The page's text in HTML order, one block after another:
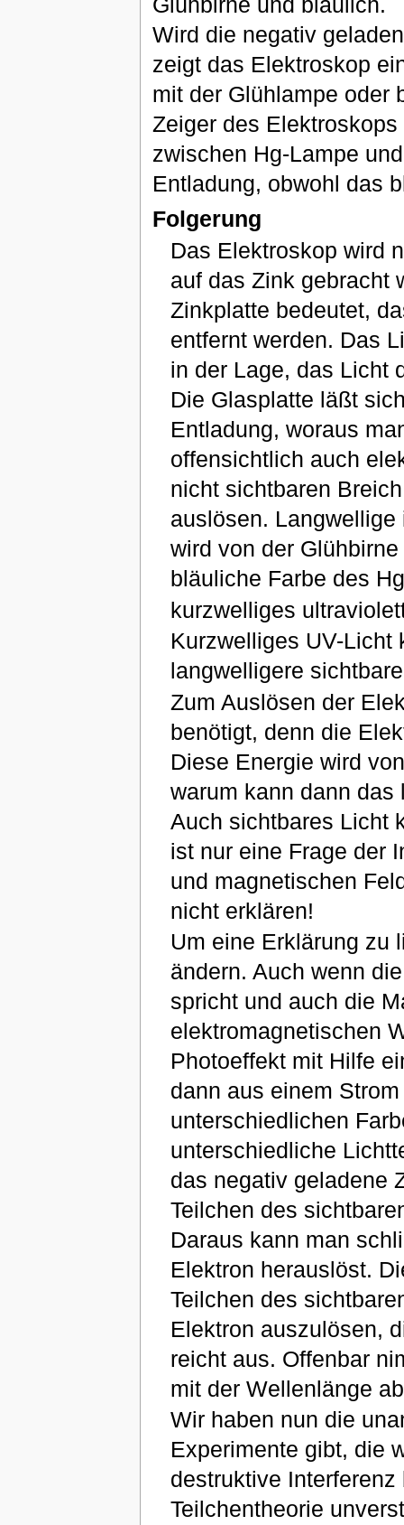
Wird die negativ
zeigt das Elektroskop
mit der Glühlampe oder
Zeiger des
zwischen Hg-Lampe
Entladung, obwohl das
Folgerung
Das Elektroskop wird
auf das Zink gebracht
Zinkplatte bedeutet,
entfernt werden. Das
in der Lage, das Licht
Die Glasplatte läßt
Entladung, woraus
offensichtlich auch
nicht sichtbaren
auslösen.
wird von der
bläuliche Farbe des
kurzwelliges
Kurzwelliges UV-Licht
langwelligere
Zum Auslösen der
benötigt, denn die
Diese Energie wird
warum kann dann
Auch sichtbares Licht
ist nur eine Frage der
und magnetischen
nicht erklären!
Um eine Erklärung zu
ändern. Auch wenn
spricht und auch die
elektromagnetischen
Photoeffekt mit Hilfe
dann aus einem
unterschiedlichen
unterschiedliche
das negativ geladene
Teilchen des
Daraus kann man
Elektron herauslöst.
Teilchen des
Elektron auszulösen,
reicht aus. Offenbar
mit der Wellenlänge
Wir haben nun die
Experimente gibt, die
destruktive
Teilchentheorie